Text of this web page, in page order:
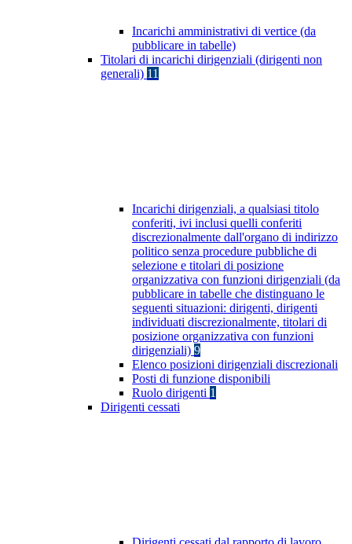
Incarichi amministrativi di vertice (da
pubblicare in tabelle)
Titolari di incarichi dirigenziali (dirigenti non
generali) 11
Incarichi dirigenziali, a qualsiasi titolo
conferiti, ivi inclusi quelli conferiti
discrezionalmente dall'organo di indirizzo
politico senza procedure pubbliche di
selezione e titolari di posizione
organizzativa con funzioni dirigenziali (da
pubblicare in tabelle che distinguano le
seguenti situazioni: dirigenti, dirigenti
individuati discrezionalmente, titolari di
posizione organizzativa con funzioni
dirigenziali) 9
Elenco posizioni dirigenziali discrezionali
Posti di funzione disponibili
Ruolo dirigenti 1
Dirigenti cessati